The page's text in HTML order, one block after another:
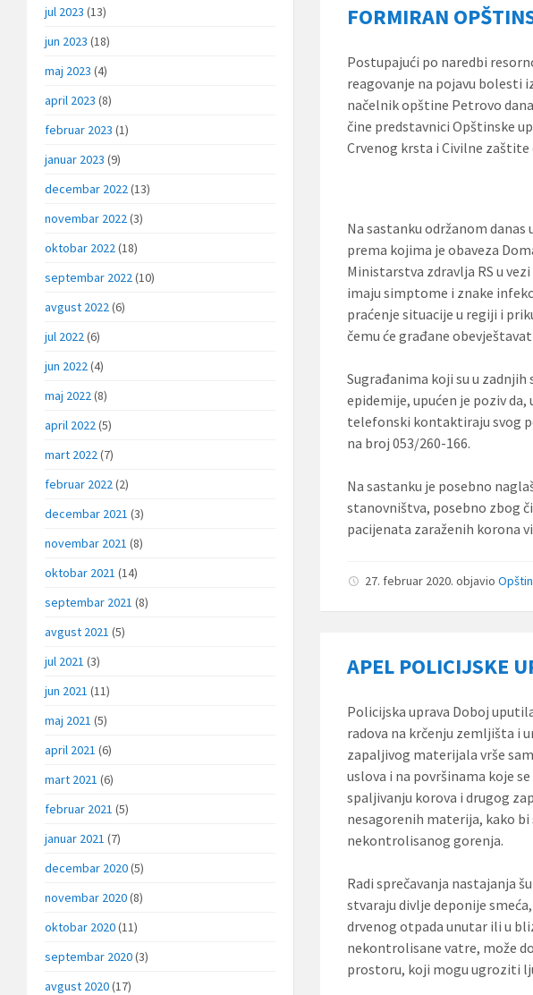
FORMIRAN
Postupajući po naredbi
reagovanje na pojavu bolesti
načelnik opštine Petrovo
čine predstavnici Opštinske
Crvenog krsta i Civilne
Na sastanku održanom
prema kojima je obaveza
Ministarstva zdravlja RS u
imaju simptome i znake
praćenje situacije u regiji i
čemu će građane
Sugrađanima koji su u
epidemije, upućen je poziv
telefonski kontaktiraju svog
na broj 053/260-166.
Na sastanku je posebno
stanovništva, posebno zbog
pacijenata zaraženih korona
27. februar 2020.objavio
APEL POLICIJSKE
Policijska uprava Doboj
radova na krčenju zemljišta i
zapaljivog materijala vrše
uslova i na površinama koje
spaljivanju korova i drugog
nesagorenih materija, kako
nekontrolisanog gorenja.
Radi sprečavanja nastajanja
stvaraju divlje deponije
drvenog otpada unutar ili u
nekontrolisane vatre, može
prostoru, koji mogu ugroziti
jul 2023 (13)
jun 2023 (18)
maj 2023 (4)
april 2023 (8)
februar 2023 (1)
januar 2023 (9)
decembar 2022(13)
novembar 2022(3)
oktobar 2022(18)
septembar 2022(10)
avgust 2022(6)
jul 2022(6)
jun 2022(4)
maj 2022(8)
april 2022(5)
mart 2022(7)
februar 2022(2)
decembar 2021 (3)
novembar 2021 (8)
oktobar 2021 (14)
septembar 2021 (8)
avgust 2021 (5)
jul 2021 (3)
jun 2021 (11)
maj 2021 (5)
april 2021 (6)
mart 2021 (6)
februar 2021 (5)
januar 2021 (7)
decembar 2020(5)
novembar 2020(8)
oktobar 2020(11)
septembar 2020(3)
avgust 2020(17)